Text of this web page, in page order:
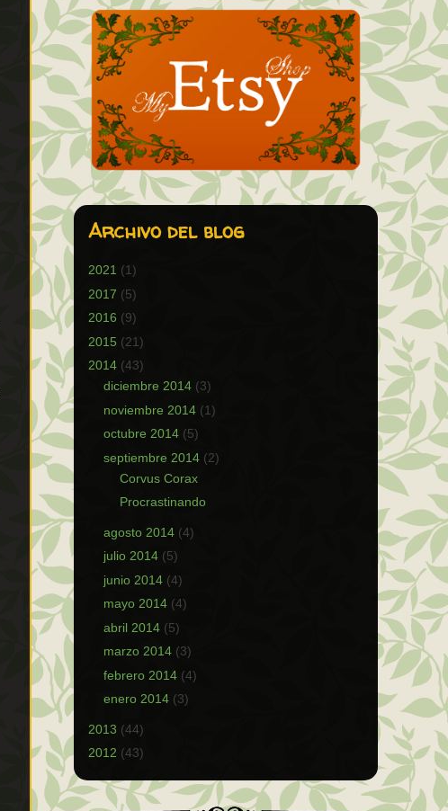
Archivo del blog
2021 (1)
2017 (5)
2016 (9)
2015 (21)
2014 (43)
diciembre 2014 (3)
noviembre 2014 (1)
octubre 2014 (5)
septiembre 2014 (2)
Corvus Corax
Procrastinando
agosto 2014 (4)
julio 2014 (5)
junio 2014 (4)
mayo 2014 (4)
abril 2014 (5)
marzo 2014 (3)
febrero 2014 (4)
enero 2014 (3)
2013 (44)
2012 (43)